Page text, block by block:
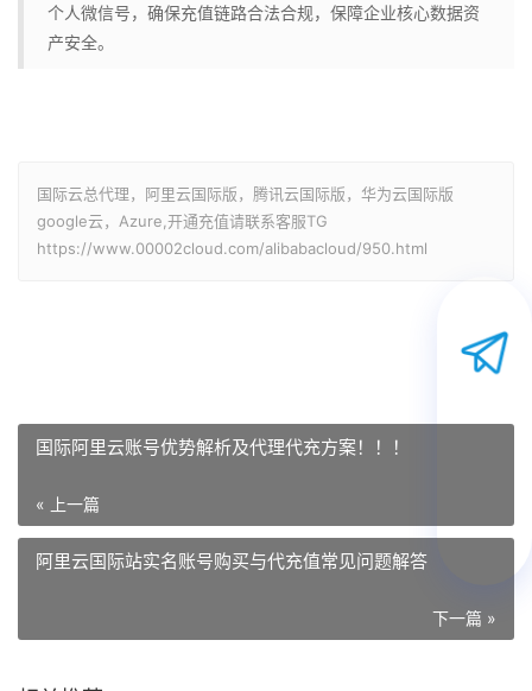
个人微信号，确保充值链路合法合规，保障企业核心数据资
产安全。
国际云总代理，阿里云国际版，腾讯云国际版，华为云国际版
google云，Azure,开通充值请联系客服TG
https://www.00002cloud.com/alibabacloud/950.html
国际阿里云账号优势解析及代理代充方案！！！
« 上一篇
阿里云国际站实名账号购买与代充值常见问题解答
下一篇 »